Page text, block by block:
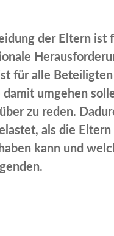
der Eltern ist
für alle
umgehen
zu reden.
als die
kann und